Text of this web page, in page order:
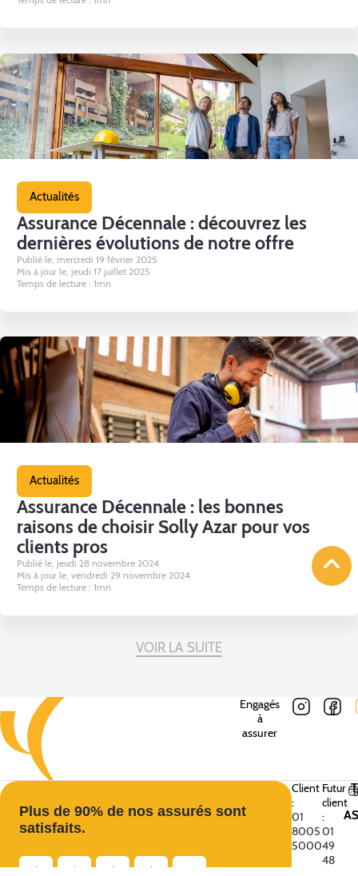
Actualités
Assurance Décennale : découvrez les
dernières évolutions de notre offre
Publié le, mercredi 19 février 2025
Mis à jour le, jeudi 17 juillet 2025
Temps de lecture : 1mn
Actualités
Assurance Décennale : les bonnes
raisons de choisir Solly Azar pour vos
clients pros
Publié le, jeudi 28 novembre 2024
Mis à jour le, vendredi 29 novembre 2024
Temps de lecture : 1mn
VOIR LA SUITE
Engagés
à
assurer
Plus de 90% de nos assurés sont
satisfaits.
★ ★ ★ ★ ★
Client
:
01
8005
5000
Futur
client
:
01
49
48